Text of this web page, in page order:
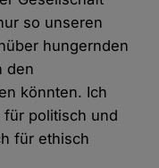
so unseren
hungernden
den
könnten. Ich
politisch und
für ethisch